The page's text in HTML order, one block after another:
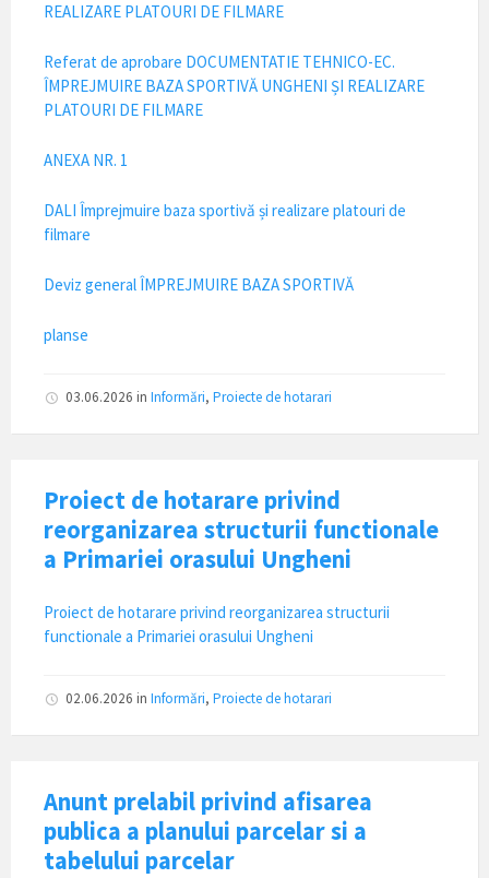
REALIZARE PLATOURI DE FILMARE
Referat de aprobare DOCUMENTATIE TEHNICO-EC.
ÎMPREJMUIRE BAZA SPORTIVĂ UNGHENI ȘI REALIZARE
PLATOURI DE FILMARE
ANEXA NR. 1
DALI Împrejmuire baza sportivă și realizare platouri de
filmare
Deviz general ÎMPREJMUIRE BAZA SPORTIVĂ
planse
03.06.2026 in Informări, Proiecte de hotarari
Proiect de hotarare privind
reorganizarea structurii functionale
a Primariei orasului Ungheni
Proiect de hotarare privind reorganizarea structurii
functionale a Primariei orasului Ungheni
02.06.2026 in Informări, Proiecte de hotarari
Anunt prelabil privind afisarea
publica a planului parcelar si a
tabelului parcelar